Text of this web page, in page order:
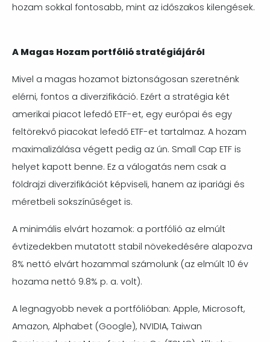
hozam sokkal fontosabb, mint az időszakos kilengések.
A Magas Hozam portfólió stratégiájáról
Mivel a magas hozamot biztonságosan szeretnénk
elérni, fontos a diverzifikáció. Ezért a stratégia két
amerikai piacot lefedő ETF-et, egy európai és egy
feltörekvő piacokat lefedő ETF-et tartalmaz. A hozam
maximalizálása végett pedig az ún. Small Cap ETF is
helyet kapott benne. Ez a válogatás nem csak a
földrajzi diverzifikációt képviseli, hanem az ipariági és
méretbeli sokszínűséget is.
A minimális elvárt hozamok: a portfólió az elmúlt
évtizedekben mutatott stabil növekedésére alapozva
8% nettó elvárt hozammal számolunk (az elmúlt 10 év
hozama nettó 9.8% p. a. volt).
A legnagyobb nevek a portfólióban: Apple, Microsoft,
Amazon, Alphabet (Google), NVIDIA, Taiwan